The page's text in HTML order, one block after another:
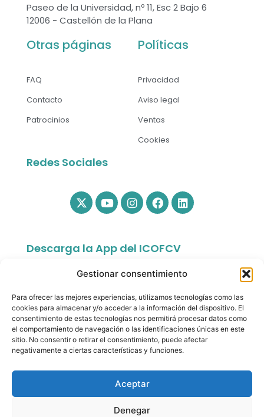
Gestionar consentimiento
Para ofrecer las mejores experiencias, utilizamos tecnologías como las
cookies para almacenar y/o acceder a la información del dispositivo. El
consentimiento de estas tecnologías nos permitirá procesar datos como
el comportamiento de navegación o las identificaciones únicas en este
sitio. No consentir o retirar el consentimiento, puede afectar
negativamente a ciertas características y funciones.
Aceptar
Denegar
Paseo de la Universidad, nº 11, Esc 2 Bajo 6
12006 - Castellón de la Plana
Otras páginas
FAQ
Contacto
Patrocinios
Políticas
Privacidad
Aviso legal
Ventas
Cookies
Redes Sociales
Descarga la App del ICOFCV
app.colfisiocv.com